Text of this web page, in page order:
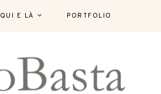
QUI E LÀ PORTFOLIO